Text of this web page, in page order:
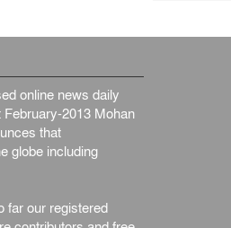
online news daily
2013 Mohan
that
globe including
far our registered